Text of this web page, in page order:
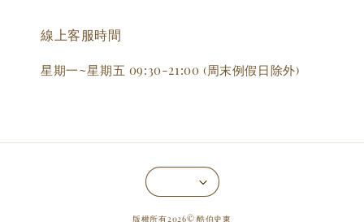
線上客服時間
星期一~星期五 09:30-21:00 (周末例假日除外)
版權所有2026© 酷伯史東